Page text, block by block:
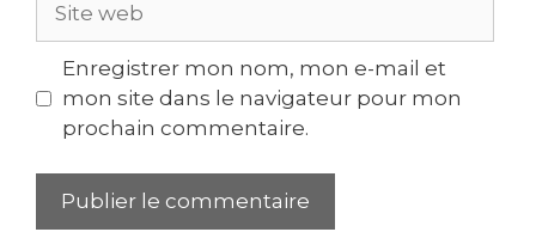
web
Enregistrer mon nom, mon e-mail et
mon site dans le navigateur pour mon
prochain commentaire.